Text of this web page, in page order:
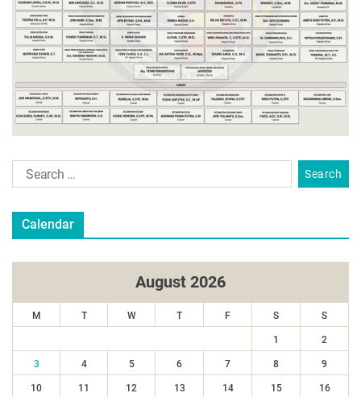
Calendar
August 2026
M T W T F S S
1 2
3 4 5 6 7 8 9
10 11 12 13 14 15 16